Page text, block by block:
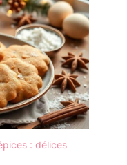
: délices